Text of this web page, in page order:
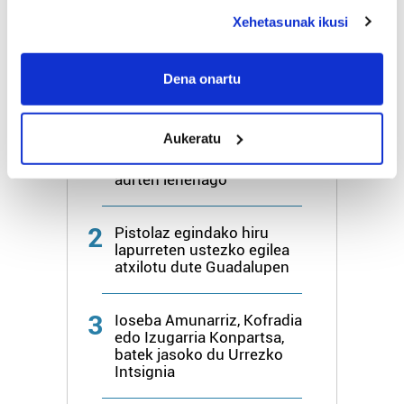
If you allow, we would also like to:
Collect information about your geographical
meters
Identify your device by actively scanning it for
specific characteristics (fingerprinting)
Find out more about how your personal data is processed
and set your preferences in thedetails section
Guk eta gure bazkideek zure datu pertsonalak
prozesatzen ditugu, zure IP zenbakia, besteak beste,
teknologia erabiliz, cookieak adibidez, iragarki eta eduki
pertsonalizatuak eskaintzeko, iragarkiak eta edukia
neurtzeko, jendeari buruzko informazioa biltzeko eta
produktuak garatzeko. Zure datuak nork eta zertarako
erabiltzen dituen hauta dezakezu.
Xehetasunak ikusi
Dena onartu
Aukeratu
Azken 7 egunetako irakurrienak
1
Guadalupeko "novenak",
aurten lehenago
2
Pistolaz egindako hiru
lapurreten ustezko egilea
atxilotu dute Guadalupen
3
Ioseba Amunarriz, Kofradia
edo Izugarria Konpartsa,
batek jasoko du Urrezko
Intsignia